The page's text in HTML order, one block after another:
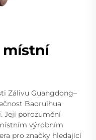
místní
Zálivu Guangdong–
Baoruihua
Její porozumění
výrobním
pro značky hledající